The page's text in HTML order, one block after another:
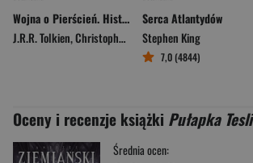
Wojna o Pierścień. Historia władcy pierścieni. Historia śródziemia. Część 3
J.R.R. Tolkien,Christopher Tolkien
Serca Atlantydów
Stephen King
7,0 (4844)
Oceny i recenzje książki Pułapka Tesli
Średnia ocen: